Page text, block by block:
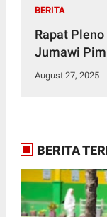
BERITA
Rapat
Jumawi
August 27, 2025
BERITA